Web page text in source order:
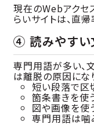
現在のWebアクセ
らいサイトは、直
④ 読みやすい
専門用語が多い、
は離脱の原因にな
短い段落で区
箇条書きを使
図や画像を使
専門用語は噛